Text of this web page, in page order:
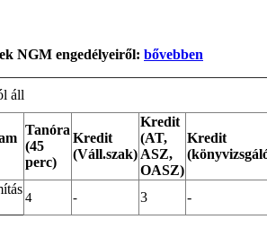
NGM engedélyeiről: bővebben
áll
Tanóra
(45
perc)
Kredit
(Váll.szak)
Kredit
(AT,
ASZ,
OASZ)
Kredit
4 - 3 -